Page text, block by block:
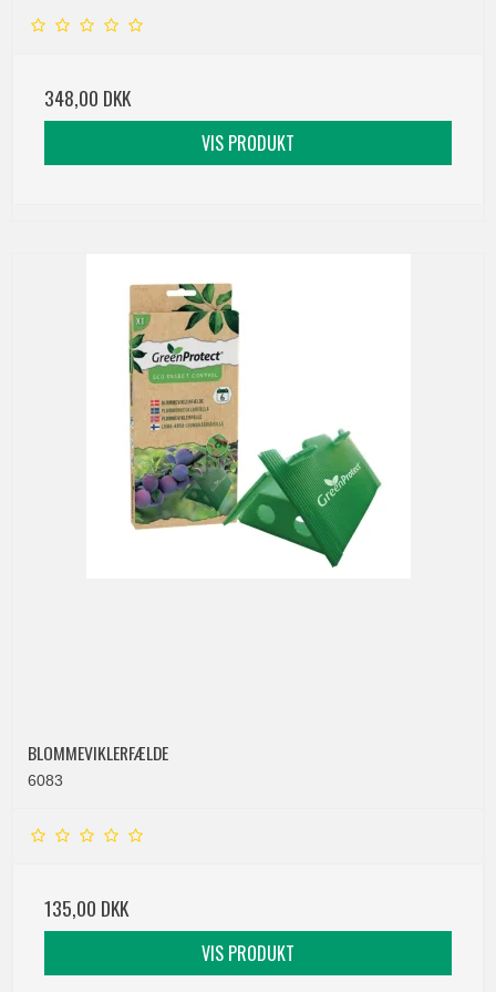
348,00 DKK
VIS PRODUKT
BLOMMEVIKLERFÆLDE
6083
135,00 DKK
VIS PRODUKT